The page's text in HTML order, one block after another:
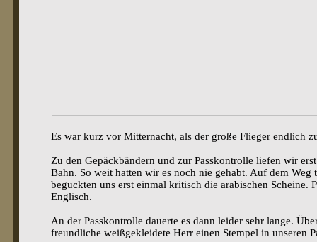
Es war kurz vor Mitternacht, als der große Flieger endlich
Zu den Gepäckbändern und zur Passkontrolle liefen wir
Bahn. So weit hatten wir es noch nie gehabt. Auf dem
beguckten uns erst einmal kritisch die arabischen Scheine.
Englisch.
An der Passkontrolle dauerte es dann leider sehr lange.
freundliche weißgekleidete Herr einen Stempel in unseren